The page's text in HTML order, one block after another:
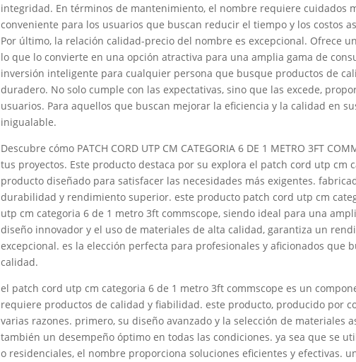
integridad. En términos de mantenimiento, el nombre requiere cuidados
conveniente para los usuarios que buscan reducir el tiempo y los costos
Por último, la relación calidad-precio del nombre es excepcional. Ofrece
lo que lo convierte en una opción atractiva para una amplia gama de
inversión inteligente para cualquier persona que busque productos de
duradero. No solo cumple con las expectativas, sino que las excede,
usuarios. Para aquellos que buscan mejorar la eficiencia y la calidad en
inigualable.
Descubre cómo PATCH CORD UTP CM CATEGORIA 6 DE 1 METRO 3FT
tus proyectos. Este producto destaca por su explora el patch cord utp cm
producto diseñado para satisfacer las necesidades más exigentes.
durabilidad y rendimiento superior. este producto patch cord utp cm
utp cm categoria 6 de 1 metro 3ft commscope, siendo ideal para una
diseño innovador y el uso de materiales de alta calidad, garantiza un
excepcional. es la elección perfecta para profesionales y aficionados que
calidad.
el patch cord utp cm categoria 6 de 1 metro 3ft commscope es un
requiere productos de calidad y fiabilidad. este producto, producido por
varias razones. primero, su diseño avanzado y la selección de materiales
también un desempeño óptimo en todas las condiciones. ya sea que se
o residenciales, el nombre proporciona soluciones eficientes y efectivas.